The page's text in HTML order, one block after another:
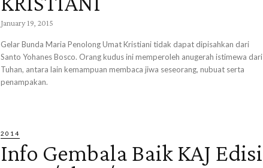
January 19, 2015
Gelar Bunda Maria Penolong Umat Kristiani tidak dapat dipisahkan dari
Santo Yohanes Bosco. Orang kudus ini memperoleh anugerah istimewa dari
Tuhan, antara lain kemampuan membaca jiwa seseorang, nubuat serta
penampakan.
2014
Info Gembala Baik KAJ Edisi